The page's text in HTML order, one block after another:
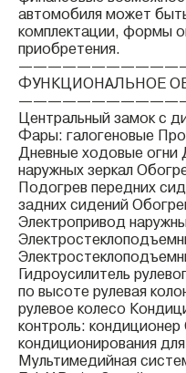
автомобиля может
комплектации, формы
приобретения.
ФУНКЦИОНАЛЬНОЕ
Центральный замок с
Фары: галогеновые
Дневные ходовые огни
наружных зеркал
Подогрев передних
задних сидений
Электропривод
Гидроусилитель
по высоте рулевая
рулевое колесо
контроль:
кондиционирования
Мультимедийная